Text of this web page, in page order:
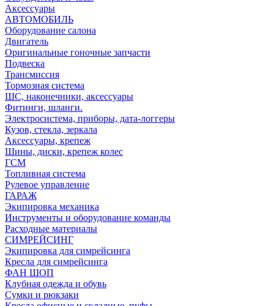
Аксессуары
АВТОМОБИЛЬ
Оборудование салона
Двигатель
Оригинальные гоночные запчасти
Подвеска
Трансмиссия
Тормозная система
ШС, наконечники, аксессуары
Фитинги, шланги.
Электросистема, приборы, дата-логгеры
Кузов, стекла, зеркала
Аксессуары, крепеж
Шины, диски, крепеж колес
ГСМ
Топливная система
Рулевое управление
ГАРАЖ
Экипировка механика
Инструменты и оборудование команды
Расходные материалы
СИМРЕЙСИНГ
Экипировка для симрейсинга
Кресла для симрейсинга
ФАН ШОП
Клубная одежда и обувь
Сумки и рюкзаки